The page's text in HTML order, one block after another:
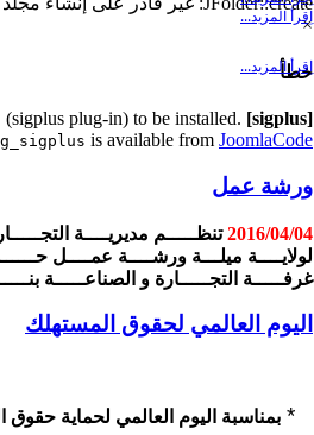
اِقرأ المزيد...
اِقرأ المزيد...
×
خطأ
[sigplus] Critical error:
(sigplus plug-in) to be installed.
is available from JoomlaCode
ورشة عمل
2016/04/04تنظـــــم مديريــــة
لولايــــة ميلـــة ورشــــة عمــــل
غرفـــــة التجـــــارة و الصناعـــــة
اليوم العالمي لحقوق المستهلك
* بمناسبة اليوم العالمي لحماية حقوق